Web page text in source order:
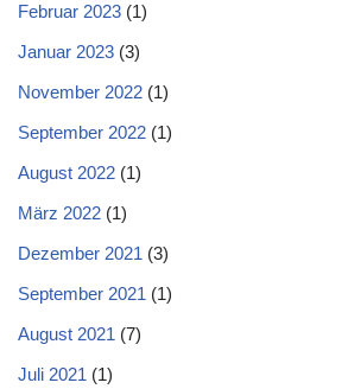
Februar 2023 (1)
Januar 2023 (3)
November 2022 (1)
September 2022 (1)
August 2022 (1)
März 2022 (1)
Dezember 2021 (3)
September 2021 (1)
August 2021 (7)
Juli 2021 (1)